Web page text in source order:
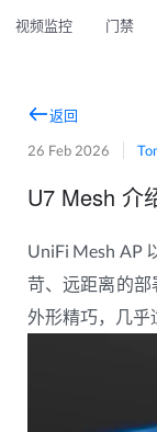
视频监控 门禁
返回
26 Feb 2026
U7 Mesh 介
UniFi Mesh AP
苛、远距离的部
外形精巧，几乎